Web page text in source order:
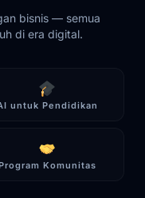
bisnis — semua
di era digital.
untuk Pendidikan
Komunitas